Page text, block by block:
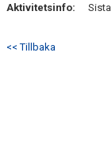
Aktivitetsinfo:
<< Tillbaka